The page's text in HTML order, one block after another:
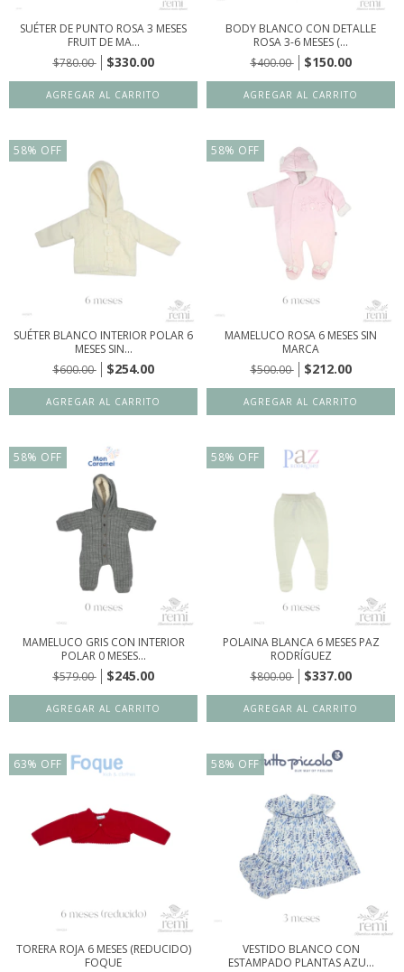
SUÉTER DE PUNTO ROSA 3 MESES
FRUIT DE MA...
$780.00
$330.00
BODY BLANCO CON DETALLE
ROSA 3-6 MESES (...
$400.00
$150.00
58% OFF
SUÉTER BLANCO INTERIOR POLAR 6
MESES SIN...
$600.00
$254.00
58% OFF
MAMELUCO ROSA 6 MESES SIN
MARCA
$500.00
$212.00
58% OFF
MAMELUCO GRIS CON INTERIOR
POLAR 0 MESES...
$579.00
$245.00
58% OFF
POLAINA BLANCA 6 MESES PAZ
RODRÍGUEZ
$800.00
$337.00
63% OFF
TORERA ROJA 6 MESES (REDUCIDO)
FOQUE
58% OFF
VESTIDO BLANCO CON
ESTAMPADO PLANTAS AZU...